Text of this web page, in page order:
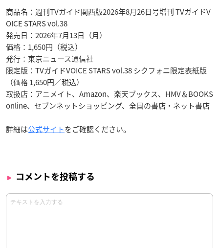
商品名：週刊TVガイド関西版2026年8月26日号増刊 TVガイドV
OICE STARS vol.38
発売日：2026年7月13日（月）
価格：1,650円（税込）
発行：東京ニュース通信社
限定版：TVガイドVOICE STARS vol.38 シクフォニ限定表紙版
（価格 1,650円／税込）
取扱店：アニメイト、Amazon、楽天ブックス、HMV＆BOOKS
online、セブンネットショッピング、全国の書店・ネット書店
詳細は公式サイトをご確認ください。
コメントを投稿する